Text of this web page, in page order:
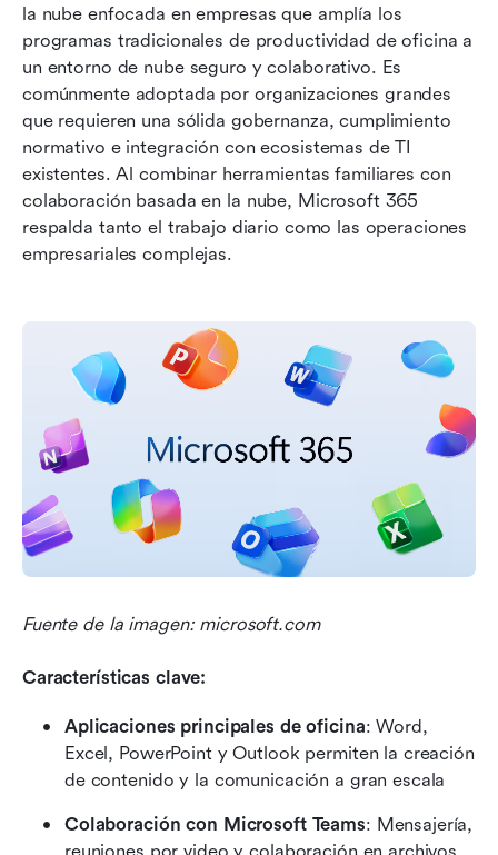
la nube enfocada en empresas que amplía los
programas tradicionales de productividad de oficina a
un entorno de nube seguro y colaborativo. Es
comúnmente adoptada por organizaciones grandes
que requieren una sólida gobernanza, cumplimiento
normativo e integración con ecosistemas de TI
existentes. Al combinar herramientas familiares con
colaboración basada en la nube, Microsoft 365
respalda tanto el trabajo diario como las operaciones
empresariales complejas.
Fuente de la imagen: microsoft.com
Características clave:
Aplicaciones principales de oficina: Word,
Excel, PowerPoint y Outlook permiten la creación
de contenido y la comunicación a gran escala
Colaboración con Microsoft Teams: Mensajería,